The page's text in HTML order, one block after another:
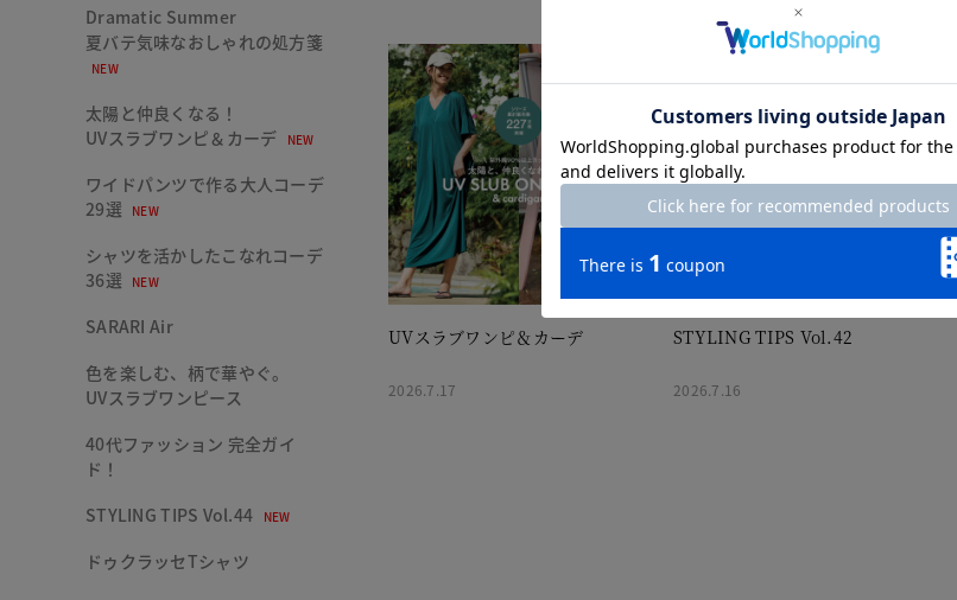
Dramatic Summer
夏バテ気味なおしゃれの処方箋
NEW
太陽と仲良くなる！
UVスラブワンピ＆カーデ
NEW
ワイドパンツで作る大人コーデ
29選
NEW
シャツを活かしたこなれコーデ
36選
NEW
SARARI Air
色を楽しむ、柄で華やぐ。
UVスラブワンピース
40代ファッション 完全ガイ
ド！
STYLING TIPS Vol.44
NEW
ドゥクラッセTシャツ
UVスラブワンピ＆カーデ
2026.7.17
STYLING TIPS Vol.42
2026.7.16